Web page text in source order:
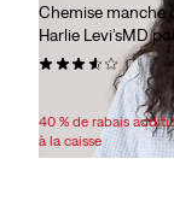
Chemise manche
Harlie Levi’sMD
(8)
Price
is
Original
Price
was
79,95 $
40 % de rabais
à la caisse